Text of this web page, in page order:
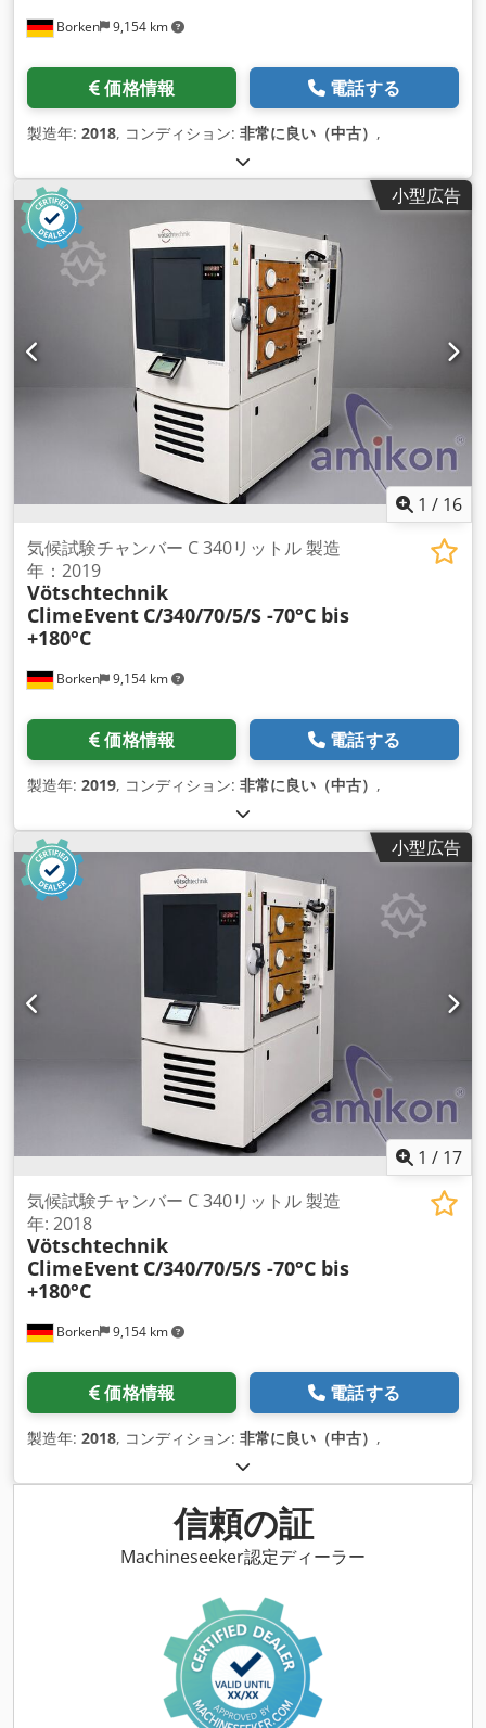
Borken 9,154 km
価格情報 電話する
製造年: 2018, コンディション: 非常に良い（中古） ,
小型広告
1 / 16
Borken 9,154 km
気候試験チャンバー C 340リットル 製造
年：2019
Vötschtechnik
ClimeEvent C/340/70/5/S -70°C bis
+180°C
価格情報 電話する
製造年: 2019, コンディション: 非常に良い（中古） ,
小型広告
1 / 17
Borken 9,154 km
気候試験チャンバー C 340リットル 製造
年: 2018
Vötschtechnik
ClimeEvent C/340/70/5/S -70°C bis
+180°C
価格情報 電話する
製造年: 2018, コンディション: 非常に良い（中古） ,
信頼の証
Machineseeker認定ディーラー